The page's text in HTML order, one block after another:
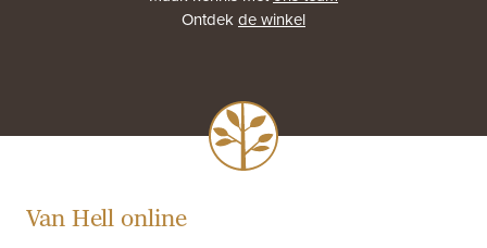
Ontdekde winkel
Van Hell online